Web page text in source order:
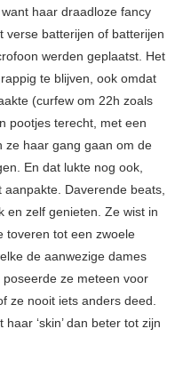
haar draadloze fancy
verse batterijen of batterijen
werden geplaatst. Het
te blijven, ook omdat
(curfew om 22h zoals
pootjes terecht, met een
ze haar gang gaan om de
En dat lukte nog ook,
Daverende beats,
en zelf genieten. Ze wist in
toveren tot een zwoele
de aanwezige dames
ze meteen voor
ze nooit iets anders deed.
‘skin’ dan beter tot zijn